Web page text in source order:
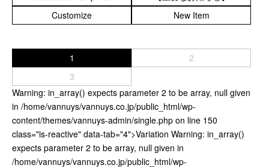
カスタムパーツ
コピーノート
ポータブルオーディオケース
イヤフォンケース など／汎用
Astell&Kern
SONY
Cayin
Other
Customize
New Item
1
2
3
Warning: in_array() expects parameter 2 to be array, null given
in /home/vannuys/vannuys.co.jp/public_html/wp-
content/themes/vannuys-admin/single.php on line 150
class="is-reactive" data-tab="4">Variation Warning: in_array()
expects parameter 2 to be array, null given in
/home/vannuys/vannuys.co.jp/public_html/wp-